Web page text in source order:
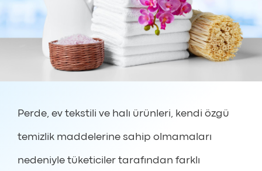
Perde, ev tekstili ve halı ürünleri, kendi özgü
temizlik maddelerine sahip olmamaları
nedeniyle tüketiciler tarafından farklı